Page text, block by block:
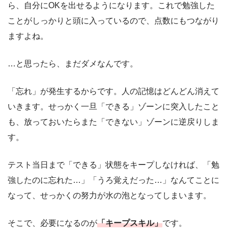
ら、自分にOKを出せるようになります。これで勉強した
ことがしっかりと頭に入っているので、点数にもつながり
ますよね。
…と思ったら、まだダメなんです。
「忘れ」が発生するからです。人の記憶はどんどん消えて
いきます。せっかく一旦「できる」ゾーンに突入したこと
も、放っておいたらまた「できない」ゾーンに逆戻りしま
す。
テスト当日まで「できる」状態をキープしなければ、「勉
強したのに忘れた…」「うろ覚えだった…」なんてことに
なって、せっかくの努力が水の泡となってしまいます。
そこで、必要になるのが「キープスキル」です。